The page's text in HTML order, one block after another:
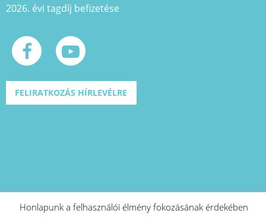
2026. évi tagdíj befizetése
FELIRATKOZÁS HÍRLEVÉLRE
Honlapunk a felhasználói élmény fokozásának érdekében